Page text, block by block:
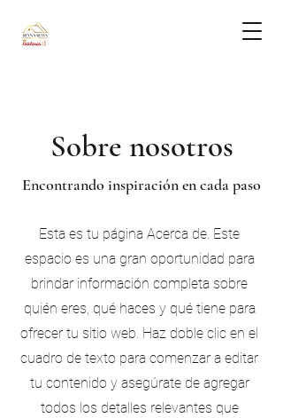
Sobre nosotros
Encontrando inspiración en cada paso
Esta es tu página Acerca de. Este
espacio es una gran oportunidad para
brindar información completa sobre
quién eres, qué haces y qué tiene para
ofrecer tu sitio web. Haz doble clic en el
cuadro de texto para comenzar a editar
tu contenido y asegúrate de agregar
todos los detalles relevantes que